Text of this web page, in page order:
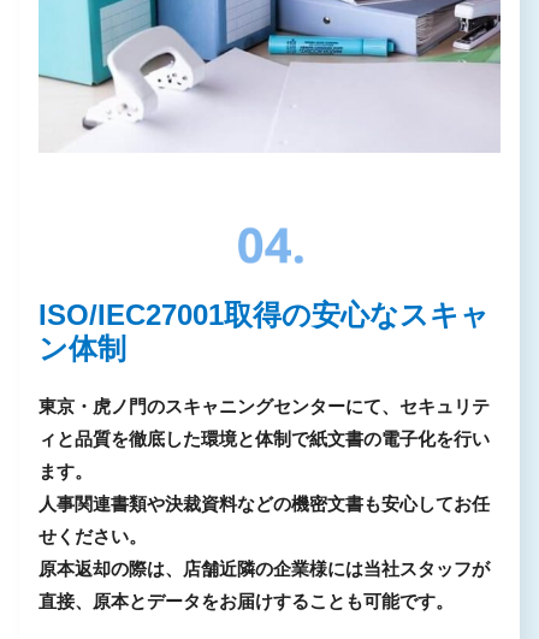
ISO/IEC27001取得の安心なスキャ
ン体制
東京・虎ノ門のスキャニングセンターにて、セキュリテ
ィと品質を徹底した環境と体制で紙文書の電子化を行い
ます。
人事関連書類や決裁資料などの機密文書も安心してお任
せください。
原本返却の際は、店舗近隣の企業様には当社スタッフが
直接、原本とデータをお届けすることも可能です。